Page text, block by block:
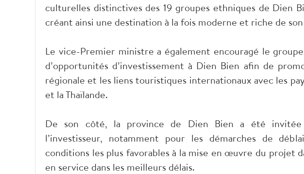
culturelles distinctives des 19 groupes ethniques de Dien
créant ainsi une destination à la fois moderne et riche de
Le vice-Premier ministre a également encouragé le
d’opportunités d’investissement à Dien Bien afin de
régionale et les liens touristiques internationaux avec les
et la Thaïlande.
De son côté, la province de Dien Bien a été
l’investisseur, notamment pour les démarches de
conditions les plus favorables à la mise en œuvre du projet
en service dans les meilleurs délais.